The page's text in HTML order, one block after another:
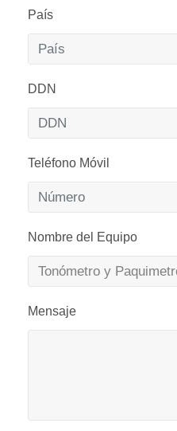
País
DDN
Teléfono Móvil
Nombre del Equipo
Mensaje